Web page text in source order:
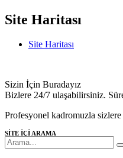
Site Haritası
Site Haritası
Sizin İçin Buradayız
Bizlere 24/7 ulaşabilirsiniz.
Profesyonel kadromuzla sizlere
SİTE İÇİ ARAMA